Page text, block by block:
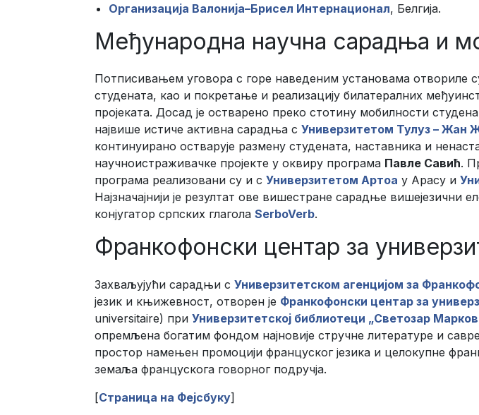
Организација Валонија–Брисел Интернационал, Белгија.
Међународна научна сарадња и
Потписивањем уговора с горе наведеним установама отвориле
студената, као и покретање и реализацију билатералних
пројеката. Досад је остварено преко стотину мобилности
највише истиче активна сарадња сУниверзитетом Тулуз – Жан
континуирано остварује размену студената, наставника и
научноистраживачке пројекте у оквиру програма Павле Савић.
програма реализовани су и сУниверзитетом Артоа у Арасу и
Најзначајнији је резултат ове вишестране сарадње вишејезични
конјугатор српских глаголаSerboVerb.
Франкофонски центар за
Захваљујући сарадњи сУниверзитетском агенцијом за
језик и књижевност, отворен је Франкофонски центар за
universitaire) приУниверзитетској библиотеци „Светозар
опремљена богатим фондом најновије стручне литературе и
простор намењен промоцији француског језика и целокупне
земаља францускога говорног подручја.
[Страница на Фејсбуку]